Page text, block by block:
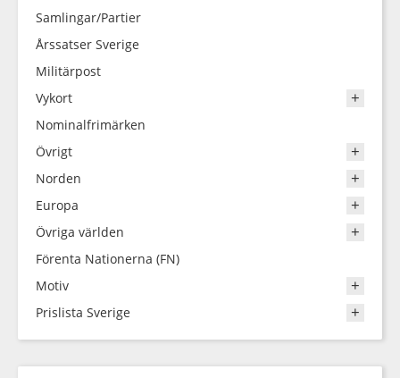
Samlingar/Partier
Årssatser Sverige
Militärpost
Vykort
Nominalfrimärken
Övrigt
Norden
Europa
Övriga världen
Förenta Nationerna (FN)
Motiv
Prislista Sverige